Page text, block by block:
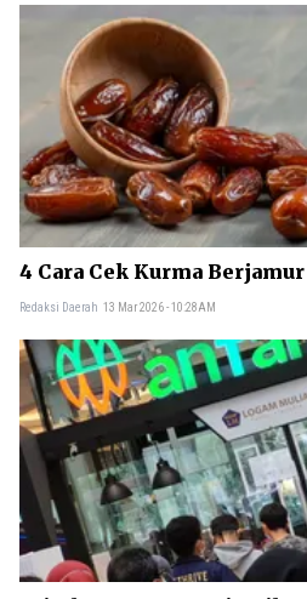
4 Cara Cek Kurma
Redaksi Daerah 13 Mar 2026 - 10:28AM